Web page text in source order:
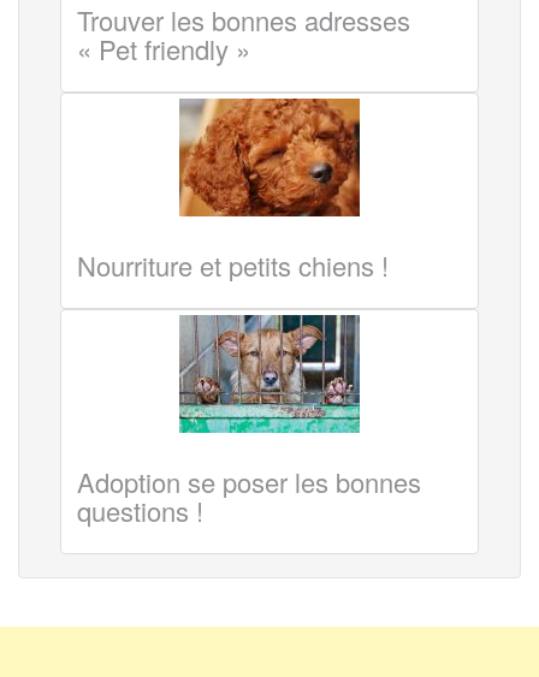
Trouver les bonnes adresses
« Pet friendly »
Nourriture et petits chiens !
Adoption se poser les bonnes
questions !